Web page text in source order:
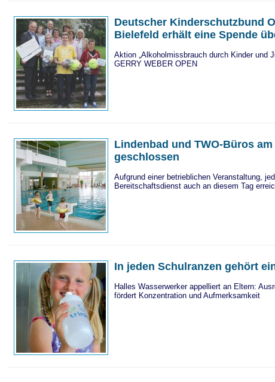
Deutscher Kinderschutzbund
Bielefeld erhält eine Spende
Aktion „Alkoholmissbrauch durch Kinder und
GERRY WEBER OPEN
Lindenbad und TWO-Büros
geschlossen
Aufgrund einer betrieblichen Veranstaltung,
Bereitschaftsdienst auch an diesem Tag
In jeden Schulranzen gehört
Halles Wasserwerker appelliert an Eltern:
fördert Konzentration und Aufmerksamkeit